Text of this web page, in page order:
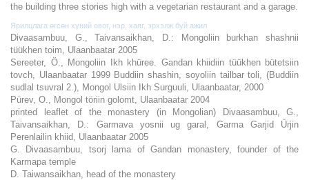
the building three stories high with a vegetarian restaurant and a garage.
Ярилцлага өгсөн хүний овог, нэр, хаяг, эрхэлж буй ажил
Divaasambuu, G., Taivansaikhan, D.: Mongoliin burkhan shashnii
tüükhen toim, Ulaanbaatar 2005
Sereeter, Ö., Mongoliin Ikh khüree. Gandan khiidiin tüükhen bütetsiin
tovch, Ulaanbaatar 1999 Buddiin shashin, soyoliin tailbar toli, (Buddiin
sudlal tsuvral 2.), Mongol Ulsiin Ikh Surguuli, Ulaanbaatar, 2000
Pürev, O., Mongol töriin golomt, Ulaanbaatar 2004
printed leaflet of the monastery (in Mongolian) Divaasambuu, G.,
Taivansaikhan, D.: Garmava yosnii ug garal, Garma Garjid Ürjin
Perenlailin khiid, Ulaanbaatar 2005
G. Divaasambuu, tsorj lama of Gandan monastery, founder of the
Karmapa temple
D. Taiwansaikhan, head of the monastery